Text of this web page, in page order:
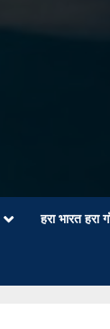
हरा भारत हरा